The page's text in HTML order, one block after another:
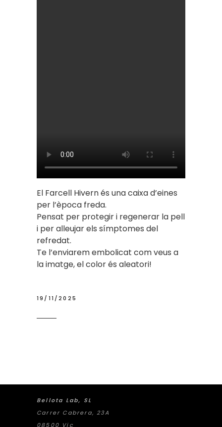
El Farcell Hivern és una caixa d’eines
per l’època freda.
Pensat per protegir i regenerar la pell
i per alleujar els símptomes del
refredat.
Te l’enviarem embolicat com veus a
la imatge, el color és aleatori!
19/11/2025
Bellota Lab, SL
Carrer Cabrera, 23A
08500 Vic